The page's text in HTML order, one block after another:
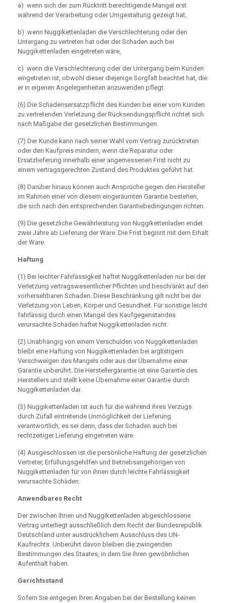
a) wenn sich der zum Rücktritt berechtigende Mangel erst
während der Verarbeitung oder Umgestaltung gezeigt hat,
b) wenn Nuggikettenladen die Verschlechterung oder den
Untergang zu vertreten hat oder der Schaden auch bei
Nuggikettenladen eingetreten wäre,
c) wenn die Verschlechterung oder der Untergang beim Kunden
eingetreten ist, obwohl dieser diejenige Sorgfalt beachtet hat, die
er in eigenen Angelegenheiten anzuwenden pflegt.
(6) Die Schadensersatzpflicht des Kunden bei einer vom Kunden
zu vertretenden Verletzung der Rücksendungspflicht richtet sich
nach Maßgabe der gesetzlichen Bestimmungen.
(7) Der Kunde kann nach seiner Wahl vom Vertrag zurücktreten
oder den Kaufpreis mindern, wenn die Reparatur oder
Ersatzlieferung innerhalb einer angemessenen Frist nicht zu
einem vertragsgerechten Zustand des Produktes geführt hat.
(8) Darüber hinaus können auch Ansprüche gegen den Hersteller
im Rahmen einer von diesem eingeräumten Garantie bestehen,
die sich nach den entsprechenden Garantiebedingungen richten.
(9) Die gesetzliche Gewährleistung von Nuggikettenladen endet
zwei Jahre ab Lieferung der Ware. Die Frist beginnt mit dem Erhalt
der Ware.
Haftung
(1) Bei leichter Fahrlässigkeit haftet Nuggikettenladen nur bei der
Verletzung vertragswesentlicher Pflichten und beschränkt auf den
vorhersehbaren Schaden. Diese Beschränkung gilt nicht bei der
Verletzung von Leben, Körper und Gesundheit. Für sonstige leicht
fahrlässig durch einen Mangel des Kaufgegenstandes
verursachte Schäden haftet Nuggikettenladen nicht.
(2) Unabhängig von einem Verschulden von Nuggikettenladen
bleibt eine Haftung von Nuggikettenladen bei arglistigem
Verschweigen des Mangels oder aus der Übernahme einer
Garantie unberührt. Die Herstellergarantie ist eine Garantie des
Herstellers und stellt keine Übernahme einer Garantie durch
Nuggikettenladen dar.
(3) Nuggikettenladen ist auch für die während ihres Verzugs
durch Zufall eintretende Unmöglichkeit der Lieferung
verantwortlich, es sei denn, dass der Schaden auch bei
rechtzeitiger Lieferung eingetreten wäre.
(4) Ausgeschlossen ist die persönliche Haftung der gesetzlichen
Vertreter, Erfüllungsgehilfen und Betriebsangehörigen von
Nuggikettenladen für von ihnen durch leichte Fahrlässigkeit
verursachte Schäden.
Anwendbares Recht
Der zwischen Ihnen und Nuggikettenladen abgeschlossene
Vertrag unterliegt ausschließlich dem Recht der Bundesrepublik
Deutschland unter ausdrücklichem Ausschluss des UN-
Kaufrechts. Unberührt davon bleiben die zwingenden
Bestimmungen des Staates, in dem Sie Ihren gewöhnlichen
Aufenthalt haben.
Gerichtsstand
Sofern Sie entgegen Ihren Angaben bei der Bestellung keinen